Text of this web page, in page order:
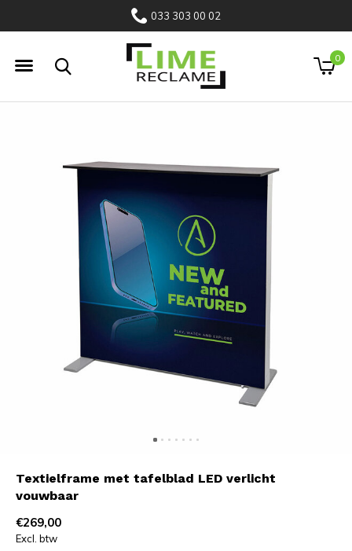
033 303 00 02
0
Textielframe met tafelblad LED verlicht
vouwbaar
€269,00
Excl. btw